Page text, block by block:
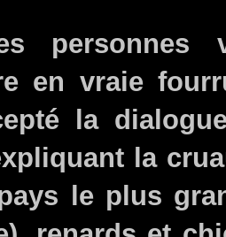
personnes
en vraie
la
la
le plus